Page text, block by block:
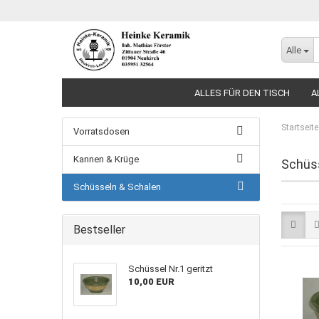
Alle
ALLES FÜR DEN TISCH
Startseite
Vorratsdosen
Kannen & Krüge
Schüsseln & Schalen
Bestseller
Schüssel Nr.1 geritzt
10,00 EUR